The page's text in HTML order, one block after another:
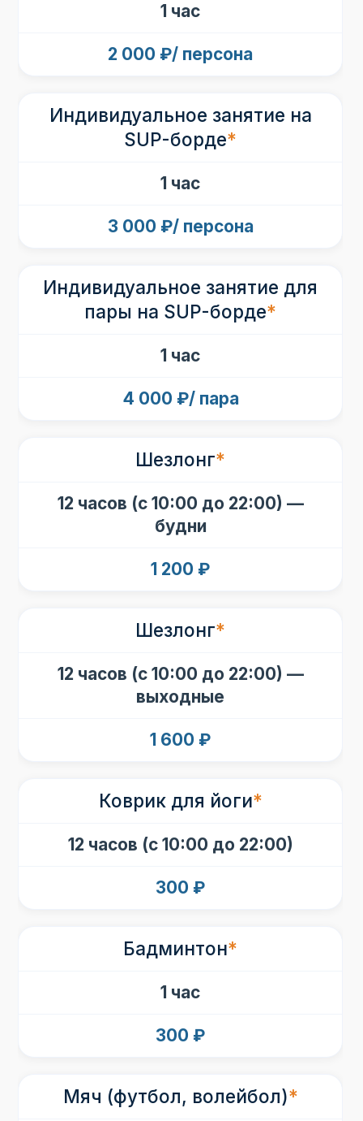
1 час
2 000 ₽/ персона
Индивидуальное занятие на
SUP-борде*
1 час
3 000 ₽/ персона
Индивидуальное занятие для
пары на SUP-борде*
1 час
4 000 ₽/ пара
Шезлонг*
12 часов (с 10:00 до 22:00) —
будни
1 200 ₽
Шезлонг*
12 часов (с 10:00 до 22:00) —
выходные
1 600 ₽
Коврик для йоги*
12 часов (с 10:00 до 22:00)
300 ₽
Бадминтон*
1 час
300 ₽
Мяч (футбол, волейбол)*